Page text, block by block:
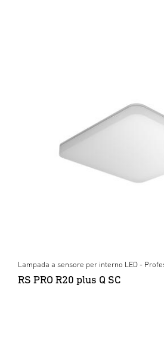
Lampada a sensore per interno LED -
RS PRO R20 plus Q SC